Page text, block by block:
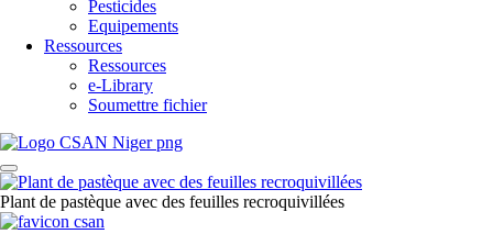
Pesticides
Equipements
Ressources
Ressources
e-Library
Soumettre fichier
Plant de pastèque avec des feuilles recroquivillées